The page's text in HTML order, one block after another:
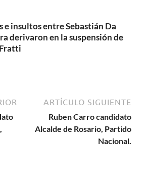
e insultos entre Sebastián Da
derivaron en la suspensión de
ARTÍCULO SIGUIENTE
Ruben Carro candidato
Alcalde de Rosario, Partido
Nacional.